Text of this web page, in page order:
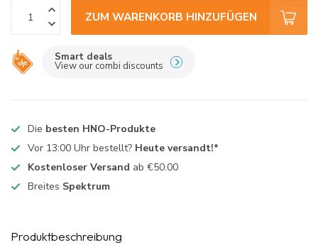
ZUM WARENKORB HINZUFÜGEN
Smart deals
View our combi discounts
Die besten HNO-Produkte
Vor 13:00 Uhr bestellt? Heute versandt!*
Kostenloser Versand ab €50.00
Breites Spektrum
Produktbeschreibung